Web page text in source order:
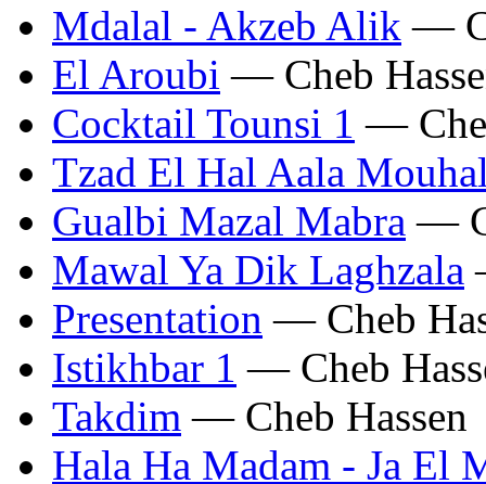
Mdalal - Akzeb Alik —
El Aroubi — Cheb
Cocktail Tounsi 1 —
Tzad El Hal Aala
Gualbi Mazal Mabra —
Mawal Ya Dik Laghzala
Presentation — Cheb
Istikhbar 1 — Cheb
Takdim — Cheb Hassen
Hala Ha Madam - Ja El